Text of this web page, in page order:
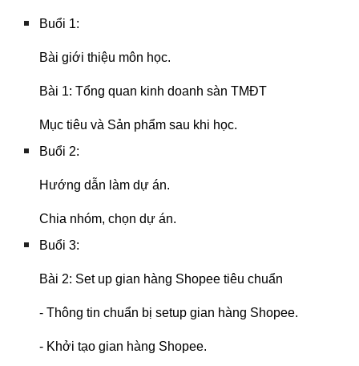
Buổi 1:
Bài giới thiệu môn học.
Bài 1: Tổng quan kinh doanh sàn TMĐT
Mục tiêu và Sản phẩm sau khi học.
Buổi 2:
Hướng dẫn làm dự án.
Chia nhóm, chọn dự án.
Buổi 3:
Bài 2: Set up gian hàng Shopee tiêu chuẩn
- Thông tin chuẩn bị setup gian hàng Shopee.
- Khởi tạo gian hàng Shopee.